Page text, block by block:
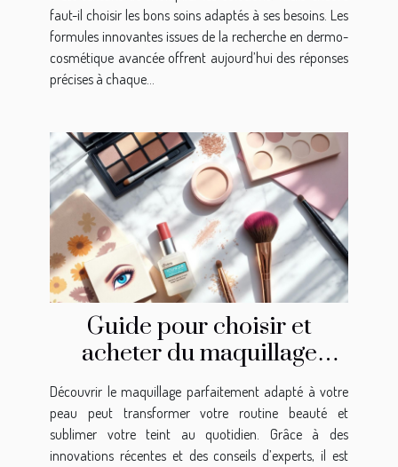
faut-il choisir les bons soins adaptés à ses besoins. Les
formules innovantes issues de la recherche en dermo-
cosmétique avancée offrent aujourd’hui des réponses
précises à chaque...
Guide pour choisir et
acheter du maquillage
Younique adapté à votre
peau
Découvrir le maquillage parfaitement adapté à votre
peau peut transformer votre routine beauté et
sublimer votre teint au quotidien. Grâce à des
innovations récentes et des conseils d’experts, il est